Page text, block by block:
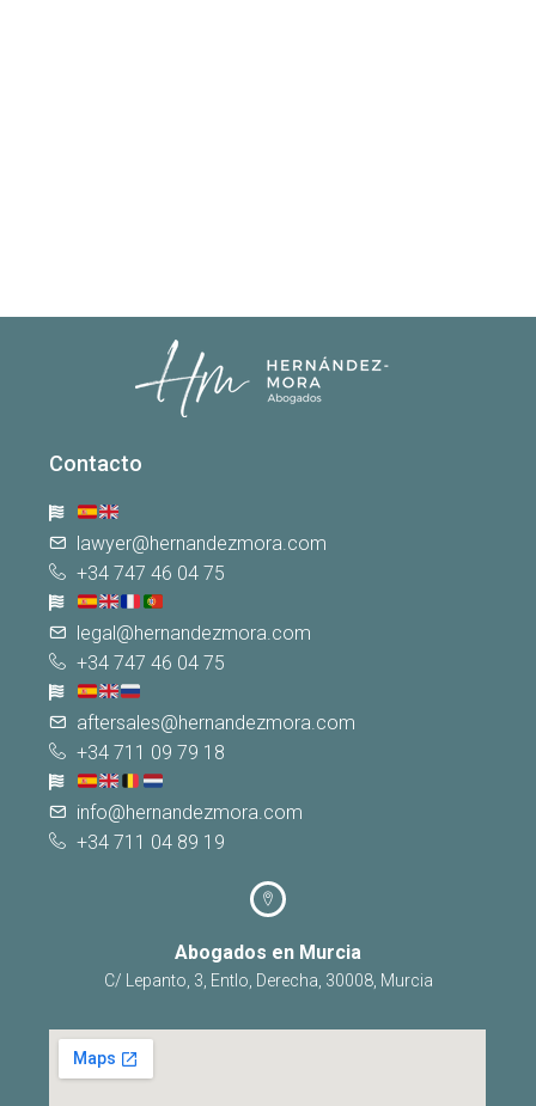
Contacto
lawyer@hernandezmora.com
+34 747 46 04 75
legal@hernandezmora.com
+34 747 46 04 75
aftersales@hernandezmora.com
+34 711 09 79 18
info@hernandezmora.com
+34 711 04 89 19
Abogados en Murcia
C/ Lepanto, 3, Entlo, Derecha, 30008, Murcia